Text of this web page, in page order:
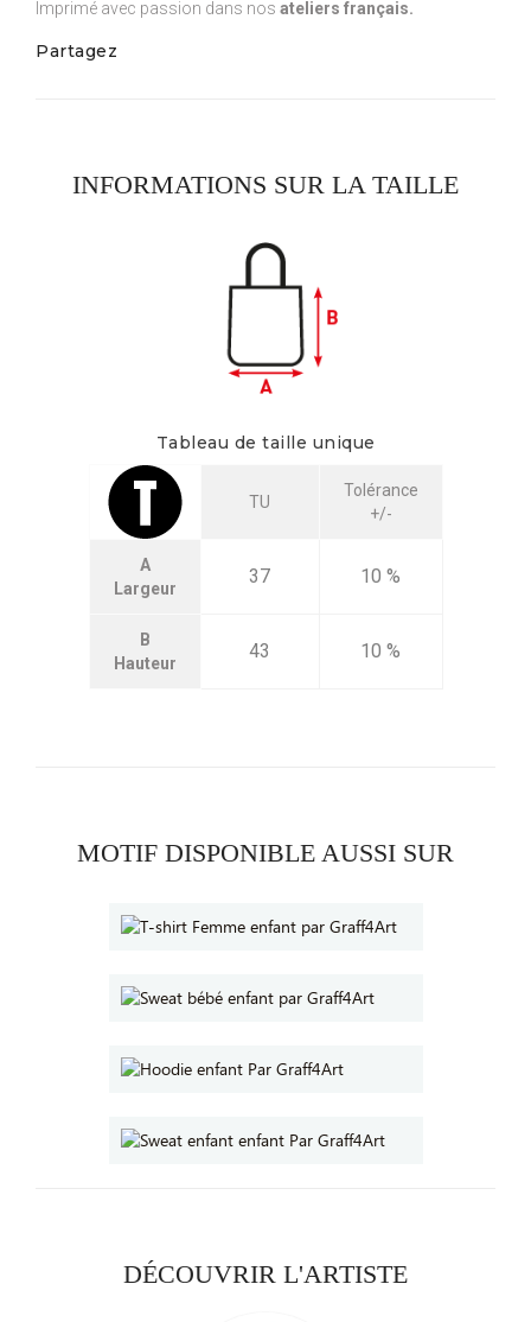
Imprimé avec passion dans nos ateliers français.
Partagez
INFORMATIONS SUR LA TAILLE
Tableau de taille unique
TU
Tolérance
+/-
A
Largeur
37 10 %
B
Hauteur
43 10 %
MOTIF DISPONIBLE AUSSI SUR
DÉCOUVRIR L'ARTISTE